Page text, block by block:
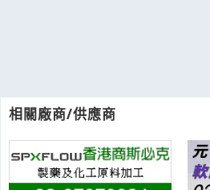
相關廠商/供應商